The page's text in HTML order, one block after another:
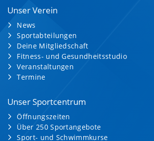
Unser Verein
News
Sportabteilungen
Deine Mitgliedschaft
Fitness- und Gesundheitsstudio
Veranstaltungen
Termine
Unser Sportcentrum
Öffnungszeiten
Über 250 Sportangebote
Sport- und Schwimmkurse